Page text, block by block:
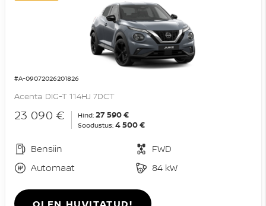
#A-09072026201826
Acenta DIG-T 114HJ 7DCT
23 090 € Hind: 27 590 €
Soodustus: 4 500 €
Bensiin
FWD
Automaat
84 kW
OLEN HUVITATUD!